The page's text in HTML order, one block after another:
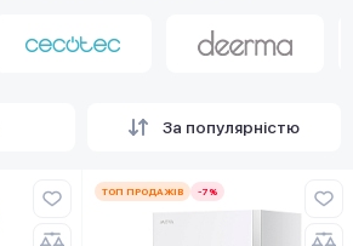
За популярністю
ТОП ПРОДАЖІВ -7%